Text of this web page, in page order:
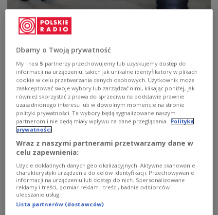
Der ungarische Regierungschef war am Dienstag in Berlin. Es war die
dritte Hauptstadt nach Warschau und Wien, die er in seiner neuen Rolle
Der ungarische Regierungschef war am Dienstag in
Berlin. Es war die dritte Hauptstadt nach Warschau
und Wien, die er in seiner neuen Rolle als
Ministerpräsident besucht hat. Bei seinen
Gesprächen mit Bundeskanzler Friedrich Merz
ging es unter anderem um wirtschaftliche Fragen
und die Sicherheit in Europa.
deutsche Unternehmen zur Rückkehr nach Ungarn
aufgerufen. Wie er versicherte, gehe seine
Regierung gegen das bislang größte
Investitionshemmnis vor – die Korruption.
Zugleich kündigte er ein stärkeres internationales
Engagement an.
Dbamy o Twoją prywatność
My i nasi5 partnerzy przechowujemy lub uzyskujemy dostęp do
informacji na urządzeniu, takich jak unikalne identyfikatory w plikach
cookie w celu przetwarzania danych osobowych. Użytkownik może
zaakceptować swoje wybory lub zarządzać nimi, klikając poniżej, jak
również skorzystać z prawa do sprzeciwu na podstawie prawnie
uzasadnionego interesu lub w dowolnym momencie na stronie
polityki prywatności. Te wybory będą sygnalizowane naszym
partnerom i nie będą miały wpływu na dane przeglądania. Polityka
prywatności
Wraz z naszymi partnerami przetwarzamy dane w
celu zapewnienia:
Użycie dokładnych danych geolokalizacyjnych. Aktywne skanowanie
charakterystyki urządzenia do celów identyfikacji. Przechowywanie
informacji na urządzeniu lub dostęp do nich. Spersonalizowane
reklamy i treści, pomiar reklam i treści, badnie odbiorców i
ulepszanie usług.
Lista partnerów (dostawców)